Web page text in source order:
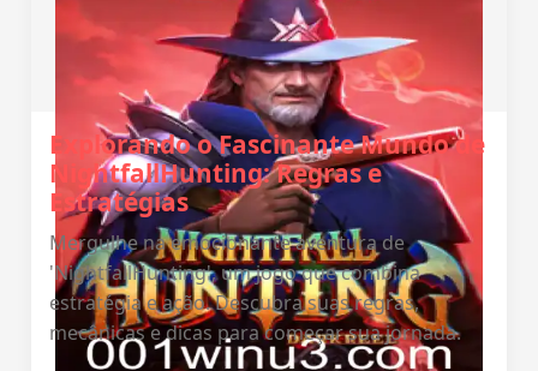
Explorando o Fascinante Mundo de
NightfallHunting: Regras e
Estratégias
Mergulhe na emocionante aventura de
'NightfallHunting', um jogo que combina
estratégia e ação. Descubra suas regras,
mecânicas e dicas para começar sua jornada.